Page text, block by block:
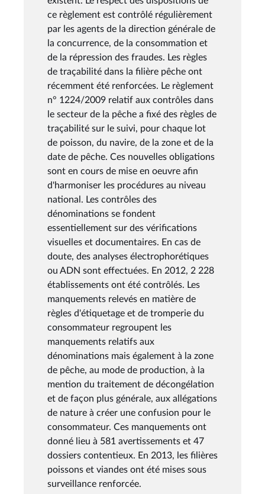
ce règlement est contrôlé régulièrement
par les agents de la direction générale de
la concurrence, de la consommation et
de la répression des fraudes. Les règles
de traçabilité dans la filière pêche ont
récemment été renforcées. Le règlement
n° 1224/2009 relatif aux contrôles dans
le secteur de la pêche a fixé des règles de
traçabilité sur le suivi, pour chaque lot
de poisson, du navire, de la zone et de la
date de pêche. Ces nouvelles obligations
sont en cours de mise en oeuvre afin
d'harmoniser les procédures au niveau
national. Les contrôles des
dénominations se fondent
essentiellement sur des vérifications
visuelles et documentaires. En cas de
doute, des analyses électrophorétiques
ou ADN sont effectuées. En 2012, 2 228
établissements ont été contrôlés. Les
manquements relevés en matière de
règles d'étiquetage et de tromperie du
consommateur regroupent les
manquements relatifs aux
dénominations mais également à la zone
de pêche, au mode de production, à la
mention du traitement de décongélation
et de façon plus générale, aux allégations
de nature à créer une confusion pour le
consommateur. Ces manquements ont
donné lieu à 581 avertissements et 47
dossiers contentieux. En 2013, les filières
poissons et viandes ont été mises sous
surveillance renforcée.